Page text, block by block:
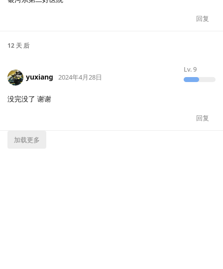
回复
12 天 后
yuxiang
Lv.9
2024年4月28日
没完没了 谢谢
回复
加载更多